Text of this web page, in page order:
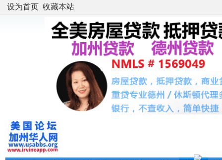
设为首页 收藏本站